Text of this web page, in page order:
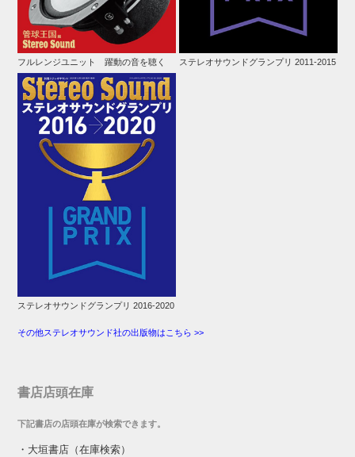
フルレンジユニット 躍動の音を聴く ステレオサウンドグランプリ 2011-2015
ステレオサウンドグランプリ 2016-2020
その他ステレオサウンド社の出版物はこちら >>
書店店頭在庫
下記書店の店頭在庫が検索できます。
・ 大垣書店（在庫検索）